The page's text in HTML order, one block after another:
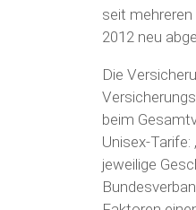
seit
2012 neu
Die
beim
Unisex-
jeweilige